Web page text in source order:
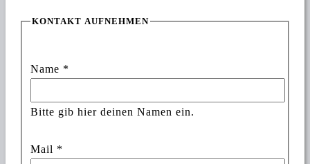
KONTAKT AUFNEHMEN
Name *
Bitte gib hier deinen Namen ein.
Mail *